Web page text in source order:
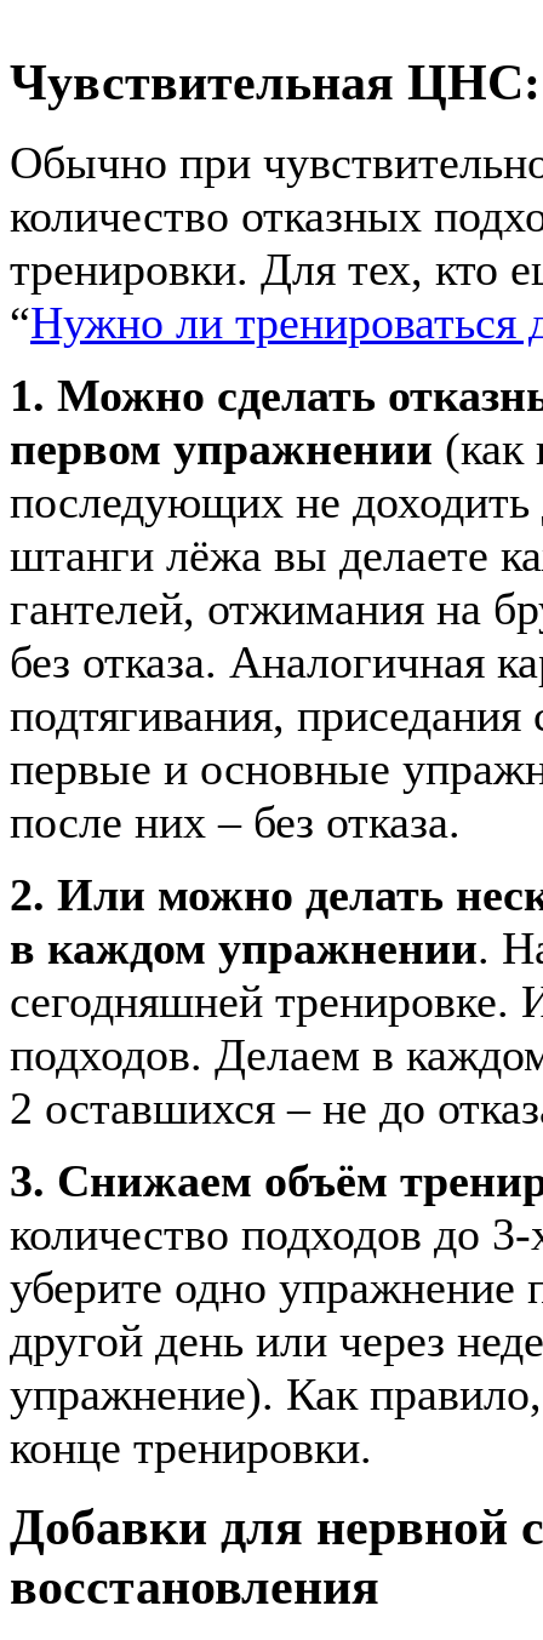
Чувствительная ЦНС:
Обычно при
количество отказных
тренировки. Для тех, кто
“Нужно ли тренироваться
1. Можно сделать
первом упражнении (как
последующих не
штанги лёжа вы делаете
гантелей, отжимания на
без отказа. Аналогичная
подтягивания,
первые и основные
после них – без отказа.
2. Или можно делать
в каждом упражнении.
сегодняшней тренировке.
подходов. Делаем в
2 оставшихся – не до
3. Снижаем объём
количество подходов до
уберите одно упражнение
другой день или через
упражнение). Как
конце тренировки.
Добавки для нервной
восстановления